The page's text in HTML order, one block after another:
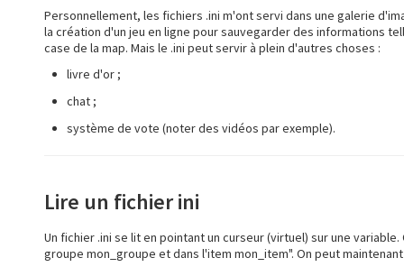
Personnellement, les fichiers .ini m'ont servi dans une galerie
la création d'un jeu en ligne pour sauvegarder des informations
case de la map. Mais le .ini peut servir à plein d'autres choses :
livre d'or ;
chat ;
système de vote (noter des vidéos par exemple).
Lire un fichier ini
Un fichier .ini se lit en pointant un curseur (virtuel) sur une
groupe mon_groupe et dans l'item mon_item". On peut